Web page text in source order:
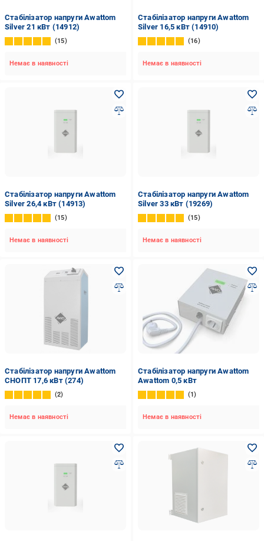
Стабілізатор напруги Awattom
Silver 21 кВт (14912)
15
Немає в наявності
Стабілізатор напруги Awattom
Silver 16,5 кВт (14910)
16
Немає в наявності
Стабілізатор напруги Awattom
Silver 26,4 кВт (14913)
15
Немає в наявності
Стабілізатор напруги Awattom
Silver 33 кВт (19269)
15
Немає в наявності
Стабілізатор напруги Awattom
СНОПТ 17,6 кВт (274)
2
Немає в наявності
Стабілізатор напруги Awattom
Awattom 0,5 кВт
1
Немає в наявності